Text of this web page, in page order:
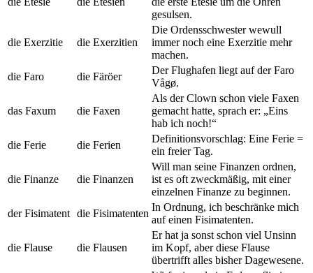
gesulsen.
die Exerzitie die Exerzitien
Die Ordensschwester wewull
immer noch eine Exerzitie mehr
machen.
die Faro
die Färöer
Der Flughafen liegt auf der Faro
Vågø.
das Faxum die Faxen
Als der Clown schon viele Faxen
gemacht hatte, sprach er: „Eins
hab ich noch!“
die Ferie
die Ferien
Definitionsvorschlag: Eine Ferie =
ein freier Tag.
die Finanze die Finanzen
Will man seine Finanzen ordnen,
ist es oft zweckmäßig, mit einer
einzelnen Finanze zu beginnen.
der Fisimatent die Fisimatenten
In Ordnung, ich beschränke mich
auf einen Fisimatenten.
die Flause die Flausen
Er hat ja sonst schon viel Unsinn
im Kopf, aber diese Flause
übertrifft alles bisher Dagewesene.